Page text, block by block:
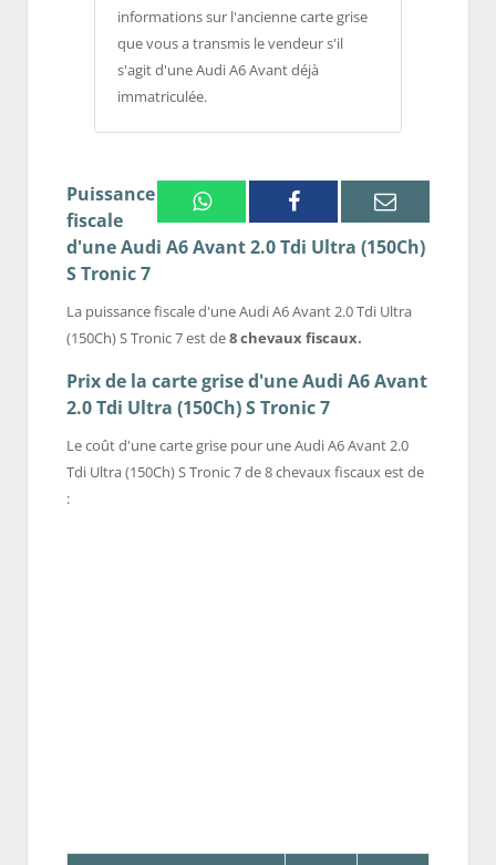
informations sur l'ancienne carte grise
que vous a transmis le vendeur s'il
s'agit d'une Audi A6 Avant déjà
immatriculée.
WhatsappFacebook Email
Puissance
fiscale
d'une Audi A6 Avant 2.0 Tdi Ultra (150Ch)
S Tronic 7
La puissance fiscale d'une Audi A6 Avant 2.0 Tdi Ultra
(150Ch) S Tronic 7 est de8 chevaux fiscaux.
Prix de la carte grise d'une Audi A6 Avant
2.0 Tdi Ultra (150Ch) S Tronic 7
Le coût d'une carte grise pour une Audi A6 Avant 2.0
Tdi Ultra (150Ch) S Tronic 7 de 8 chevaux fiscaux est de
: